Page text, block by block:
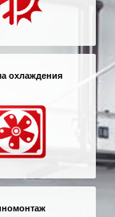
охлаждения